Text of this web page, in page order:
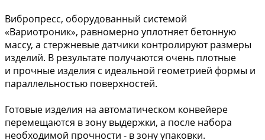
Вибропресс, оборудованный системой
«Вариотроник», равномерно уплотняет бетонную
массу, а стержневые датчики контролируют размеры
изделий. В результате получаются очень плотные
и прочные изделия с идеальной геометрией формы и
параллельностью поверхностей.
Готовые изделия на автоматическом конвейере
перемещаются в зону выдержки, а после набора
необходимой прочности - в зону упаковки.